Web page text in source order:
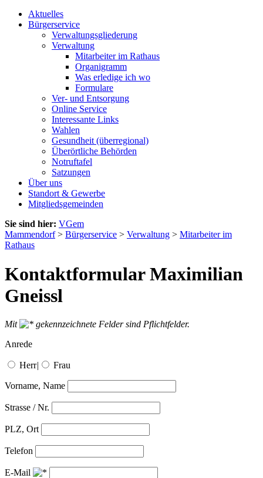
Aktuelles
Bürgerservice
Verwaltungsgliederung
Verwaltung
Mitarbeiter im Rathaus
Organigramm
Was erledige ich wo
Formulare
Ver- und Entsorgung
Online Service
Interessante Links
Wahlen
Gesundheit (überregional)
Überörtliche Behörden
Notruftafel
Satzungen
Über uns
Standort & Gewerbe
Mitgliedsgemeinden
Sie sind hier: VGem
Mammendorf> Bürgerservice > Verwaltung > Mitarbeiter im
Rathaus
Kontaktformular Maximilian
Gneissl
Mit
gekennzeichnete Felder sind Pflichtfelder.
Anrede
Herr| Frau
Vorname, Name
Strasse / Nr.
PLZ, Ort
Telefon
E-Mail